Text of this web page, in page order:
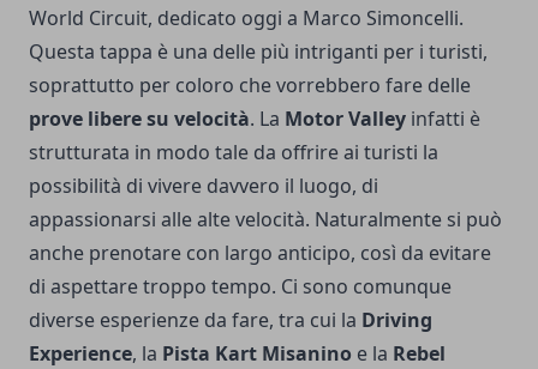
World Circuit, dedicato oggi a Marco Simoncelli.
Questa tappa è una delle più intriganti per i turisti,
soprattutto per coloro che vorrebbero fare delle
prove libere su velocità. La Motor Valley infatti è
strutturata in modo tale da offrire ai turisti la
possibilità di vivere davvero il luogo, di
appassionarsi alle alte velocità. Naturalmente si può
anche prenotare con largo anticipo, così da evitare
di aspettare troppo tempo. Ci sono comunque
diverse esperienze da fare, tra cui la Driving
Experience, la Pista Kart Misanino e la Rebel